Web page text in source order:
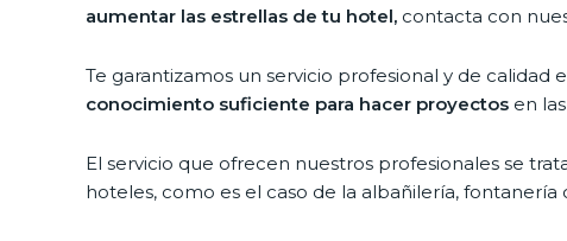
aumentar las estrellas de tu hotel, contacta con
Te garantizamos un servicio profesional y de
conocimiento suficiente para hacer proyectos en
El servicio que ofrecen nuestros profesionales se
hoteles, como es el caso de la albañilería,